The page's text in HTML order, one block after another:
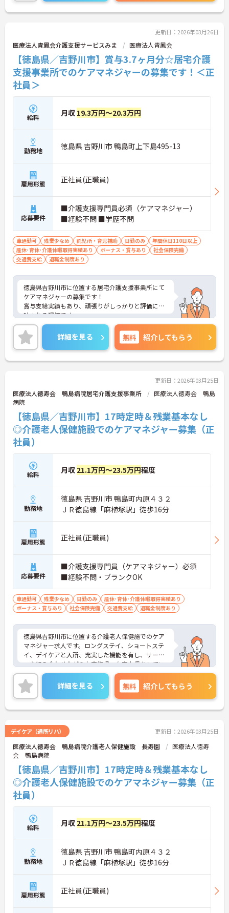
に詳細をお話しいたしますのでお気軽にご相談くだ
さい！
更新日：2026年03月26日
医療法人青鳳会介護支援サービスみま 医療法人青鳳会
【徳島県／吉野川市】賞与3.7ヶ月分☆居宅介護
支援事業所でのケアマネジャーの募集です！＜正
社員＞
給料 月収 19.3万円～20.3万円
勤務地 徳島県 吉野川市 鴨島町上下島495-13
雇用形態 正社員(正職員)
応募要件
■介護支援専門員必須（ケアマネジャー）
■経験不問 ■学歴不問
車通勤可 残業少なめ 託児所・育児補助 日勤のみ
年間休日110日以上
産休･育休･介護休暇取得実績あり
ボーナス・賞与あり
社会保険完備
交通費支給
退職金制度あり
徳島県吉野川市に位置する居宅介護支援事業所にて
ケアマネジャーの募集です！
賞与支給実績もあり、頑張りがしっかりと評価に反
映される環境です。
ご興味ある方には、面接対策ポイントなど、さらに
詳細をお話しいたしますのでお気軽にご相談くださ
い！
詳細を見る 無料 紹介してもらう
更新日：2026年03月25日
医療法人徳寿会 鴨島病院居宅介護支援事業所
医療法人徳寿会 鴨島
病院
【徳島県／吉野川市】17時定時＆残業基本なし
◎介護老人保健施設でのケアマネジャー募集（正
社員）
給料 月収 21.1万円～23.5万円程度
勤務地
徳島県 吉野川市 鴨島町内原４３２
ＪＲ徳島線「麻植塚駅」徒歩16分
雇用形態 正社員(正職員)
応募要件
■介護支援専門員（ケアマネジャー）必須
■経験不問・ブランクOK
車通勤可 残業少なめ 日勤のみ
産休･育休･介護休暇取得実績あり
ボーナス・賞与あり
社会保険完備 交通費支給 退職金制度あり
徳島県吉野川市に位置する介護老人保健施でのケア
マネジャー求人です。ロングステイ、ショートステ
イ、デイケアと入所、充実した機能を有し、サービ
スを組み合わせながら在宅復帰・在宅支援をしてい
ます。母体病院との連携もあり、安心して業務に専
念いただきます。ご興味のある方には、面接対策ポ
イントなど、さらに詳細をお話しいたしますのでお
気軽にご相談ください！
詳細を見る 無料 紹介してもらう
デイケア（通所リハ） 更新日：2026年03月25日
医療法人徳寿会 鴨島病院介護老人保健施設 長寿園
医療法人徳寿
会 鴨島病院
【徳島県／吉野川市】17時定時＆残業基本なし
◎介護老人保健施設でのケアマネジャー募集（正
社員）
給料 月収 21.1万円～23.5万円程度
勤務地
徳島県 吉野川市 鴨島町内原４３２
ＪＲ徳島線「麻植塚駅」徒歩16分
雇用形態 正社員(正職員)